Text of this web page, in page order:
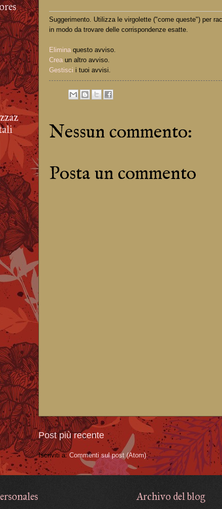
Suggerimento. Utilizza le virgolette ("come queste") per
in modo da trovare delle corrispondenze esatte.
Elimina questo avviso.
Crea un altro avviso.
Gestisci i tuoi avvisi.
Nessun commento:
Posta un commento
Post più recente
Iscriviti a: Commenti sul post (Atom)
Archivo del blog